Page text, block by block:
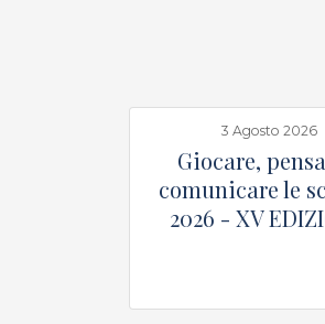
3 Agosto 2026
Giocare,
comunicare le
2026 - XV